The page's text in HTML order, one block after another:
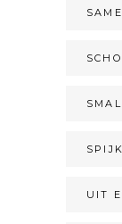
UIT